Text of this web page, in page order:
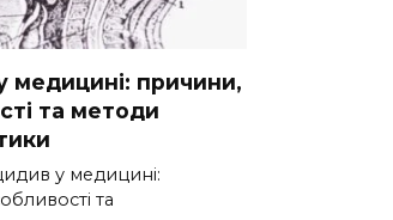
медицині: причини,
та методи
у медицині:
та